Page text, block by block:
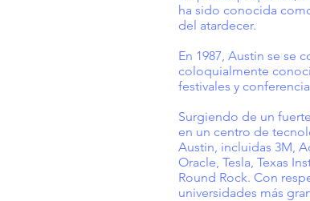
ha sido conocida
del atardecer.
En 1987, Austin se se
coloquialmente
festivales y
Surgiendo de un
en un centro de
Austin, incluidas 3M,
Oracle, Tesla, Texas
Round Rock. Con
universidades más